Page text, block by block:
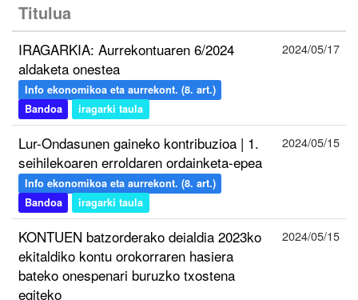
Titulua
IRAGARKIA: Aurrekontuaren 6/2024
aldaketa onestea
Info ekonomikoa eta aurrekont. (8. art.)
Bandoa
iragarki taula
2024/05/17
Lur-Ondasunen gaineko kontribuzioa | 1.
seihilekoaren erroldaren ordainketa-epea
Info ekonomikoa eta aurrekont. (8. art.)
Bandoa
iragarki taula
2024/05/15
KONTUEN batzorderako deialdia 2023ko
ekitaldiko kontu orokorraren hasiera
bateko onespenari buruzko txostena
egiteko
2024/05/15